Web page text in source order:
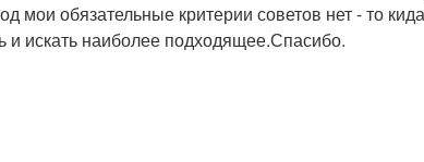
мои обязательные критерии советов нет - то
и искать наиболее подходящее.Спасибо.